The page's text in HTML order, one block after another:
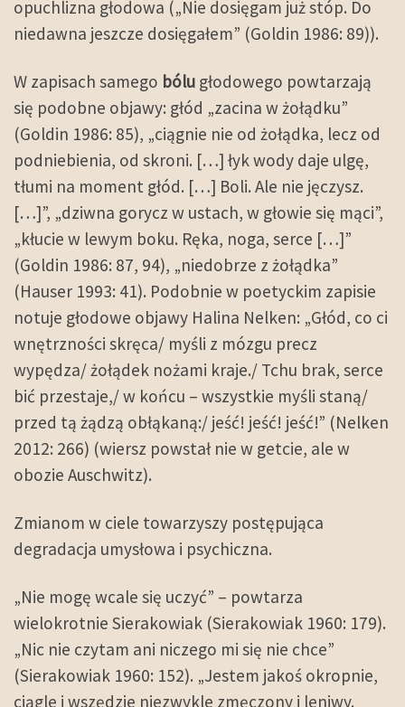
opuchlizna głodowa („Nie dosięgam już stóp. Do
niedawna jeszcze dosięgałem” (Goldin 1986: 89)).
W zapisach samego bólu głodowego powtarzają
się podobne objawy: głód „zacina w żołądku”
(Goldin 1986: 85), „ciągnie nie od żołądka, lecz od
podniebienia, od skroni. […] łyk wody daje ulgę,
tłumi na moment głód. […] Boli. Ale nie jęczysz.
[…]”, „dziwna gorycz w ustach, w głowie się mąci”,
„kłucie w lewym boku. Ręka, noga, serce […]”
(Goldin 1986: 87, 94), „niedobrze z żołądka”
(Hauser 1993: 41). Podobnie w poetyckim zapisie
notuje głodowe objawy Halina Nelken: „Głód, co ci
wnętrzności skręca/ myśli z mózgu precz
wypędza/ żołądek nożami kraje./ Tchu brak, serce
bić przestaje,/ w końcu – wszystkie myśli staną/
przed tą żądzą obłąkaną:/ jeść! jeść! jeść!” (Nelken
2012: 266) (wiersz powstał nie w getcie, ale w
obozie Auschwitz).
Zmianom w ciele towarzyszy postępująca
degradacja umysłowa i psychiczna.
„Nie mogę wcale się uczyć” – powtarza
wielokrotnie Sierakowiak (Sierakowiak 1960: 179).
„Nic nie czytam ani niczego mi się nie chce”
(Sierakowiak 1960: 152). „Jestem jakoś okropnie,
ciągle i wszędzie niezwykle zmęczony i leniwy.